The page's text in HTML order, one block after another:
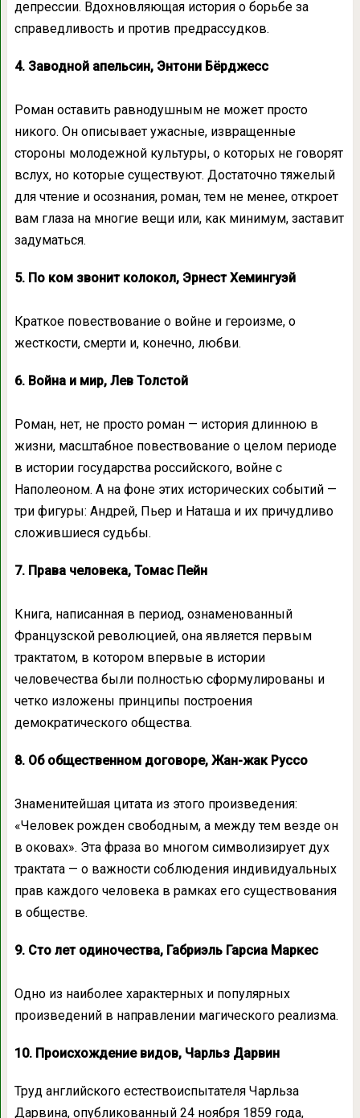
депрессии. Вдохновляющая история о борьбе за
справедливость и против предрассудков.
4. Заводной апельсин, Энтони Бёрджесс
Роман оставить равнодушным не может просто
никого. Он описывает ужасные, извращенные
стороны молодежной культуры, о которых не говорят
вслух, но которые существуют. Достаточно тяжелый
для чтение и осознания, роман, тем не менее, откроет
вам глаза на многие вещи или, как минимум, заставит
задуматься.
5. По ком звонит колокол, Эрнест Хемингуэй
Краткое повествование о войне и героизме, о
жесткости, смерти и, конечно, любви.
6. Война и мир, Лев Толстой
Роман, нет, не просто роман — история длинною в
жизни, масштабное повествование о целом периоде
в истории государства российского, войне с
Наполеоном. А на фоне этих исторических событий —
три фигуры: Андрей, Пьер и Наташа и их причудливо
сложившиеся судьбы.
7. Права человека, Томас Пейн
Книга, написанная в период, ознаменованный
Французской революцией, она является первым
трактатом, в котором впервые в истории
человечества были полностью сформулированы и
четко изложены принципы построения
демократического общества.
8. Об общественном договоре, Жан-жак Руссо
Знаменитейшая цитата из этого произведения:
«Человек рожден свободным, а между тем везде он
в оковах». Эта фраза во многом символизирует дух
трактата — о важности соблюдения индивидуальных
прав каждого человека в рамках его существования
в обществе.
9. Сто лет одиночества, Габриэль Гарсиа Маркес
Одно из наиболее характерных и популярных
произведений в направлении магического реализма.
10. Происхождение видов, Чарльз Дарвин
Труд английского естествоиспытателя Чарльза
Дарвина, опубликованный 24 ноября 1859 года,